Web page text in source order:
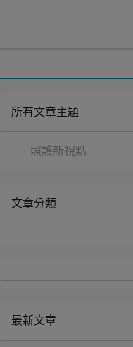
所有文章主題
照護新視點
文章分類
最新文章